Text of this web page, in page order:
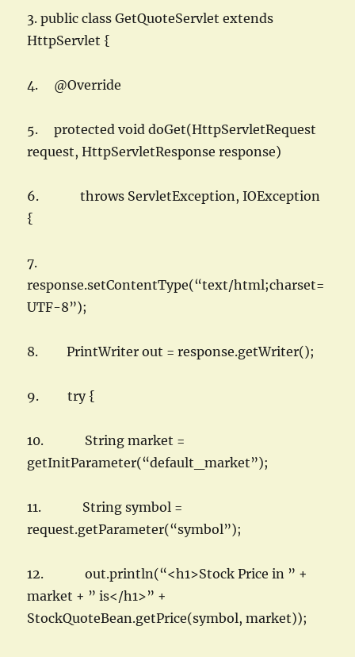
3. public class GetQuoteServlet extends
HttpServlet {
4. @Override
5. protected void doGet(HttpServletRequest
request, HttpServletResponse response)
6. throws ServletException, IOException
{
7.
response.setContentType(“text/html;charset=
UTF-8”);
8. PrintWriter out = response.getWriter();
9. try {
10. String market =
getInitParameter(“default_market”);
11. String symbol =
request.getParameter(“symbol”);
12. out.println(“<h1>Stock Price in ” +
market + ” is</h1>” +
StockQuoteBean.getPrice(symbol, market));